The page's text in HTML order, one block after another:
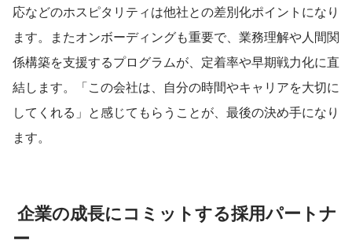
応などのホスピタリティは他社との差別化ポイントになり
ます。またオンボーディングも重要で、業務理解や人間関
係構築を支援するプログラムが、定着率や早期戦力化に直
結します。「この会社は、自分の時間やキャリアを大切に
してくれる」と感じてもらうことが、最後の決め手になり
ます。
ー